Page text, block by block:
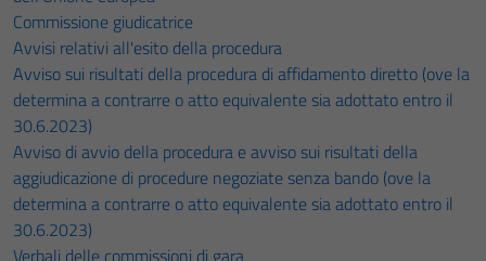
Commissione giudicatrice
Avvisi relativi all'esito della procedura
Avviso sui risultati della procedura di affidamento diretto (ove la
determina a contrarre o atto equivalente sia adottato entro il
30.6.2023)
Avviso di avvio della procedura e avviso sui risultati della
aggiudicazione di procedure negoziate senza bando (ove la
determina a contrarre o atto equivalente sia adottato entro il
30.6.2023)
Verbali delle commissioni di gara